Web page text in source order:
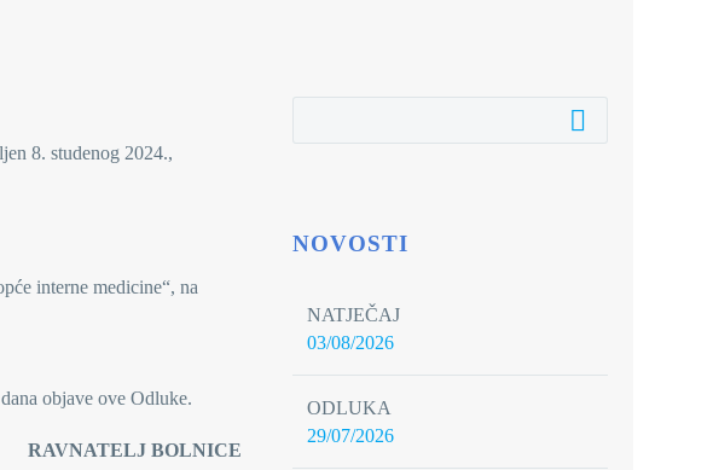
8. studenog 2024.,
interne medicine“, na
objave ove Odluke.
NOVOSTI
NATJEČAJ
03/08/2026
ODLUKA
29/07/2026